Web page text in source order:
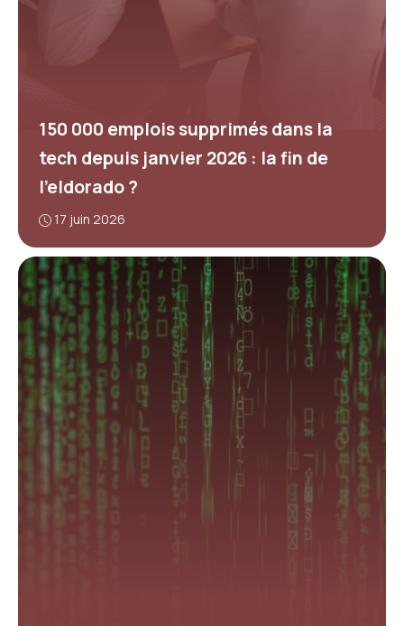
150 000 emplois supprimés dans la
tech depuis janvier 2026 : la fin de
l’eldorado ?
17 juin 2026